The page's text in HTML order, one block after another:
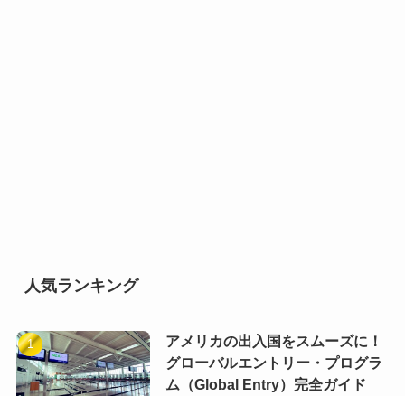
人気ランキング
アメリカの出入国をスムーズに！
グローバルエントリー・プログラ
ム（Global Entry）完全ガイド